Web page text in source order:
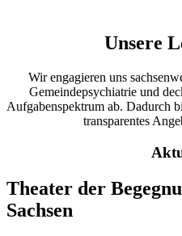
Unsere
Wir engagieren uns
Gemeindepsychiatrie und
Aufgabenspektrum ab. Dadurch
transparentes
Theater der
Sachsen